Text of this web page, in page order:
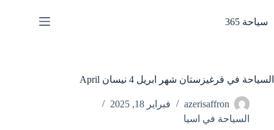
المحتوى
سياحة 365
السياحة في قرغيزستان شهر ابريل 4 نيسان April
azerisaffron
فبراير 18, 2025
السياحة في اسيا